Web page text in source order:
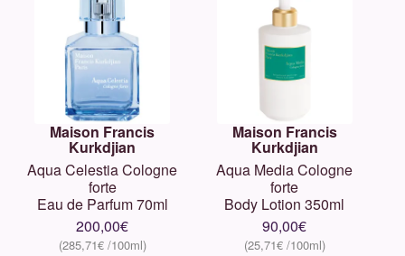
Maison Francis
Kurkdjian
Aqua Celestia Cologne
forte
Eau de Parfum 70ml
200,00€
285,71€
Maison Francis
Kurkdjian
Aqua Media Cologne
forte
Body Lotion 350ml
90,00€
25,71€